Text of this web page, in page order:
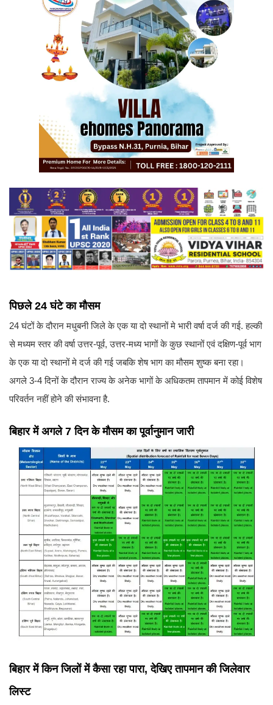
पिछले 24 घंटे का मौसम
24 घंटों के दौरान मधुबनी जिले के एक या दो स्थानों मे भारी वर्षा दर्ज की गई. हल्की
से मध्यम स्तर की वर्षा उत्तर-पूर्व, उत्तर-मध्य भागों के कुछ स्थानों एवं दक्षिण-पूर्व भाग
के एक या दो स्थानों मे दर्ज की गई जबकि शेष भाग का मौसम शुष्क बना रहा।
अगले 3-4 दिनों के दौरान राज्य के अनेक भागों के अधिकतम तापमान में कोई विशेष
परिवर्तन नहीं होने की संभावना है.
बिहार में अगले 7 दिन के मौसम का पूर्वानुमान जारी
बिहार में किन जिलों में कैसा रहा पारा, देखिए तापमान की जिलेवार
लिस्ट